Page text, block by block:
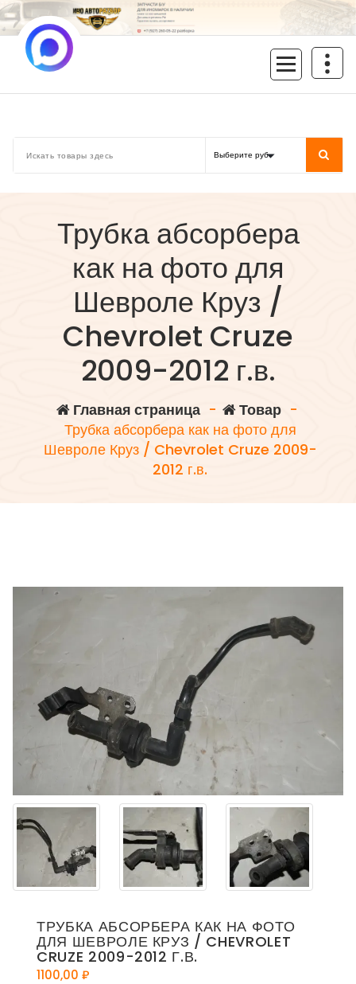
Перейти
к
содержимому
Трубка абсорбера
как на фото для
Шевроле Круз /
Chevrolet Cruze
2009-2012 г.в.
Главная страница- Товар-
Трубка абсорбера как на фото для
Шевроле Круз / Chevrolet Cruze 2009-
2012 г.в.
ТРУБКА АБСОРБЕРА КАК НА ФОТО
ДЛЯ ШЕВРОЛЕ КРУЗ / CHEVROLET
CRUZE 2009-2012 Г.В.
1100,00 ₽